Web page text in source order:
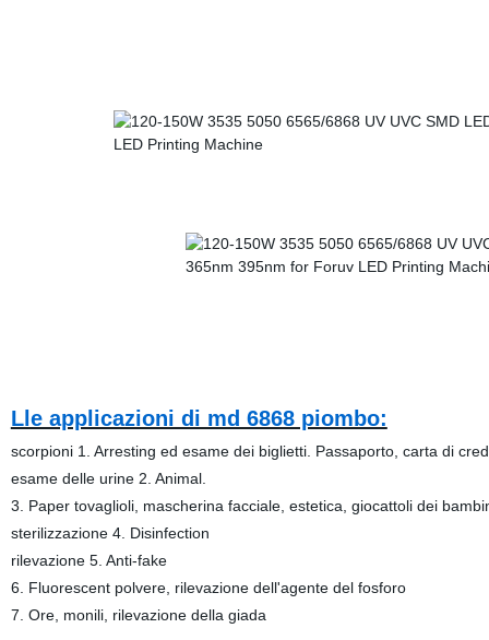
Lle applicazioni di md 6868 piombo:
scorpioni 1. Arresting ed esame dei biglietti. Passaporto, carta di
esame delle urine 2. Animal.
3. Paper tovaglioli, mascherina facciale, estetica, giocattoli dei
sterilizzazione 4. Disinfection
rilevazione 5. Anti-fake
6. Fluorescent polvere, rilevazione dell'agente del fosforo
7. Ore, monili, rilevazione della giada